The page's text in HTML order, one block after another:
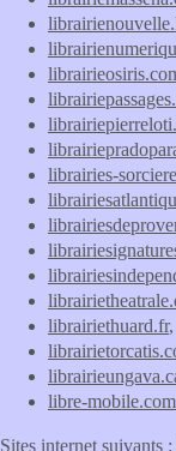
librairies-
librairiethuard.fr
libre-mobile.com
Sites internet suivants :